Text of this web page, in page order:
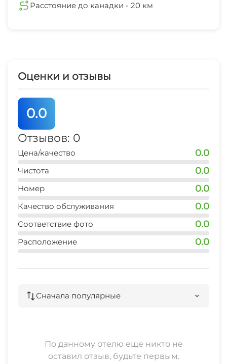
Расстояние до канадки - 20 км
Оценки и отзывы
0.0
Отзывов: 0
Цена/качество 0.0
Чистота 0.0
Номер 0.0
Качество обслуживания 0.0
Соответствие фото 0.0
Расположение 0.0
Сначала популярные
По данному отелю еще никто не
оставил отзыв, будьте первым.